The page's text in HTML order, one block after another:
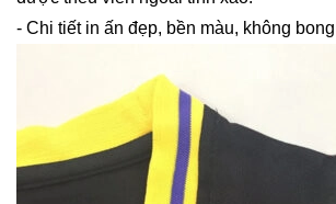
- Chi tiết in ấn đẹp, bền màu, không